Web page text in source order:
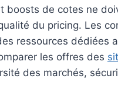
boosts de cotes ne
du pricing. Les
ressources dédiées
les offres des
des marchés,